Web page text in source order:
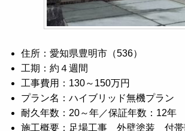
住所：愛知県豊明市（536）
工期：約４週間
工事費用：130～150万円
プラン名：ハイブリッド無機プラン
耐久年数：20～年／保証年数：12年
施工概要：足場工事 外壁塗装 付